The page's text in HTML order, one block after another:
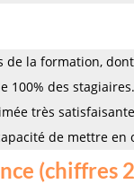
de la formation,
100% des stagiaires.
très
de mettre en
(chiffres